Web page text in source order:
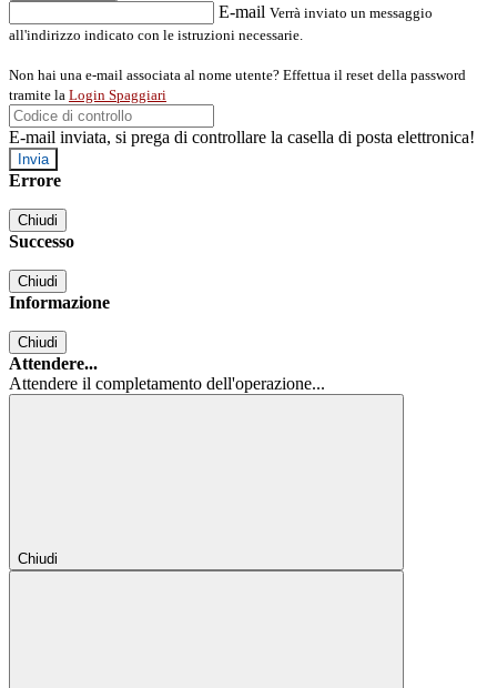
E-mail Verrà inviato un messaggio
all'indirizzo indicato con le istruzioni necessarie.
Non hai una e-mail associata al nome utente? Effettua il reset della password
tramite la Login Spaggiari
E-mail inviata, si prega di controllare la casella di posta elettronica!
Errore
Chiudi
Successo
Chiudi
Informazione
Chiudi
Attendere...
Attendere il completamento dell'operazione...
Chiudi